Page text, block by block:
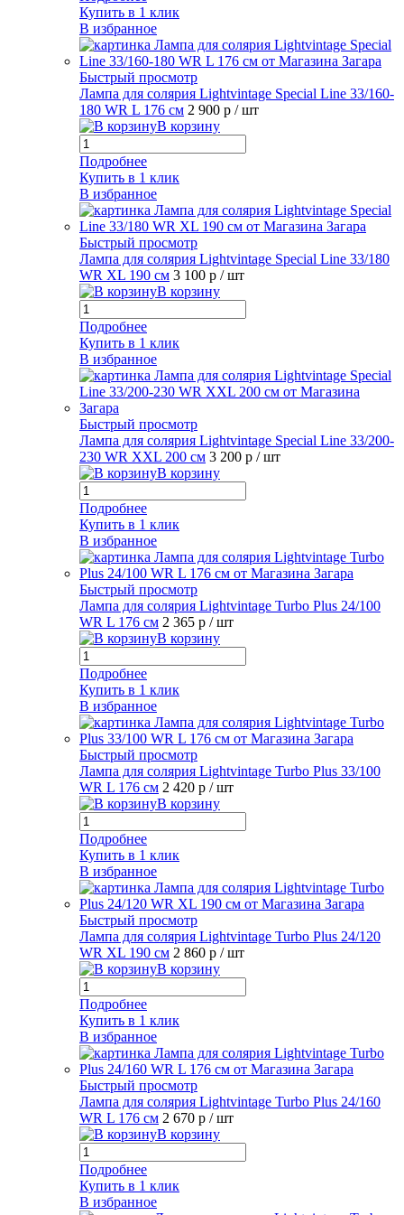
Купить в 1 клик
В избранное
Быстрый просмотр
Лампа для солярия Lightvintage Special Line 33/160-
180 WR L 176 см 2 900 р / шт
В корзину
Подробнее
Купить в 1 клик
В избранное
Быстрый просмотр
Лампа для солярия Lightvintage Special Line 33/180
WR XL 190 см 3 100 р / шт
В корзину
Подробнее
Купить в 1 клик
В избранное
Быстрый просмотр
Лампа для солярия Lightvintage Special Line 33/200-
230 WR XXL 200 см 3 200 р / шт
В корзину
Подробнее
Купить в 1 клик
В избранное
Быстрый просмотр
Лампа для солярия Lightvintage Turbo Plus 24/100
WR L 176 см 2 365 р / шт
В корзину
Подробнее
Купить в 1 клик
В избранное
Быстрый просмотр
Лампа для солярия Lightvintage Turbo Plus 33/100
WR L 176 см 2 420 р / шт
В корзину
Подробнее
Купить в 1 клик
В избранное
Быстрый просмотр
Лампа для солярия Lightvintage Turbo Plus 24/120
WR XL 190 см 2 860 р / шт
В корзину
Подробнее
Купить в 1 клик
В избранное
Быстрый просмотр
Лампа для солярия Lightvintage Turbo Plus 24/160
WR L 176 см 2 670 р / шт
В корзину
Подробнее
Купить в 1 клик
В избранное